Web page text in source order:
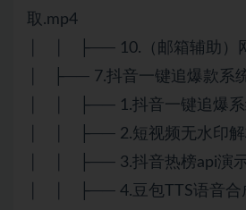
取.mp4
│ │ ├── 10.（邮箱辅助）
│ ├── 7.抖音一键追爆款系
│ │ ├── 1.抖音一键追爆系
│ │ ├── 2.短视频无水印解
│ │ ├── 3.抖音热榜api演
│ │ ├── 4.豆包TTS语音合